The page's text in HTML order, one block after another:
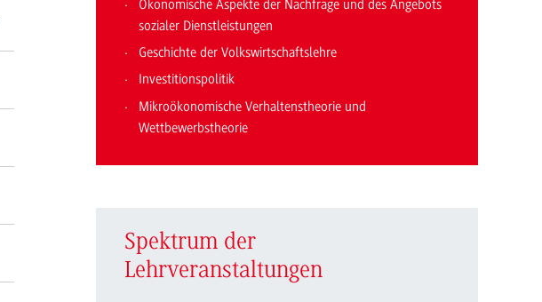
Ökonomische Aspekte der Nachfrage und des Angebots
sozialer Dienstleistungen
Geschichte der Volkswirtschaftslehre
Investitionspolitik
Mikroökonomische Verhaltenstheorie und
Wettbewerbstheorie
Spektrum der
Lehrveranstaltungen